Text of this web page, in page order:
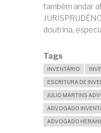
também andar
doutrina,
Tags
INVENTÁRIO
ESCRITURA DE
JULIO MARTINS
ADVOGADO
ADVOGADO